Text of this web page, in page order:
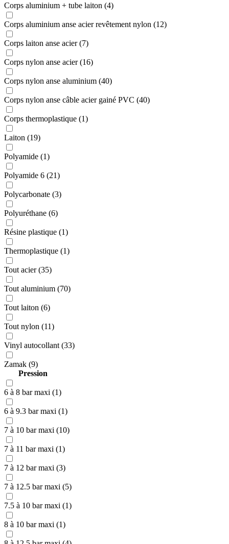
Corps aluminium + tube laiton (4)
Corps aluminium anse acier revêtement nylon (12)
Corps laiton anse acier (7)
Corps nylon anse acier (16)
Corps nylon anse aluminium (40)
Corps nylon anse câble acier gainé PVC (40)
Corps thermoplastique (1)
Laiton (19)
Polyamide (1)
Polyamide 6 (21)
Polycarbonate (3)
Polyuréthane (6)
Résine plastique (1)
Thermoplastique (1)
Tout acier (35)
Tout aluminium (70)
Tout laiton (6)
Tout nylon (11)
Vinyl autocollant (33)
Zamak (9)
Pression
6 à 8 bar maxi (1)
6 à 9.3 bar maxi (1)
7 à 10 bar maxi (10)
7 à 11 bar maxi (1)
7 à 12 bar maxi (3)
7 à 12.5 bar maxi (5)
7.5 à 10 bar maxi (1)
8 à 10 bar maxi (1)